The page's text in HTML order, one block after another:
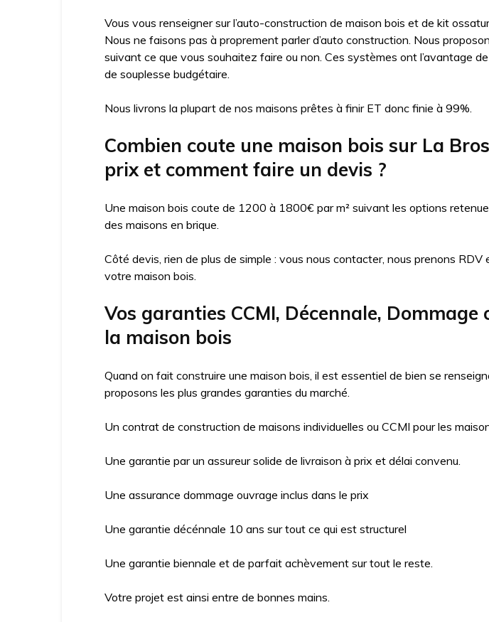
Vous vous renseigner sur l’auto-construction de maison bois et de kit
Nous ne faisons pas à proprement parler d’auto construction. Nous
suivant ce que vous souhaitez faire ou non. Ces systèmes ont l’avantage
de souplesse budgétaire.
Nous livrons la plupart de nos maisons prêtes à finir ET donc finie à 99%.
Combien coute une maison bois sur La
prix et comment faire un devis ?
Une maison bois coute de 1200 à 1800€ par m² suivant les options
des maisons en brique.
Côté devis, rien de plus de simple : vous nous contacter, nous prenons
votre maison bois.
Vos garanties CCMI, Décennale,
la maison bois
Quand on fait construire une maison bois, il est essentiel de bien se
proposons les plus grandes garanties du marché.
Un contrat de construction de maisons individuelles ou CCMI pour les
Une garantie par un assureur solide de livraison à prix et délai convenu.
Une assurance dommage ouvrage inclus dans le prix
Une garantie décénnale 10 ans sur tout ce qui est structurel
Une garantie biennale et de parfait achèvement sur tout le reste.
Votre projet est ainsi entre de bonnes mains.